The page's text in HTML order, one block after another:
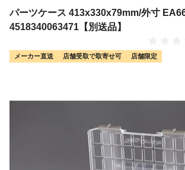
パーツケース 413x330x79mm/外寸
4518340063471【別送品】
メーカー直送 店舗受取で取寄せ可 店舗限定